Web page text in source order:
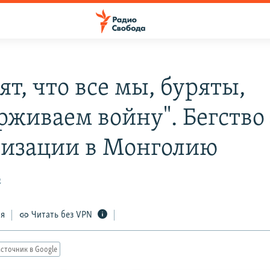
что все мы, буряты,
войну". Бегство
в Монголию
Читать без VPN
в Google